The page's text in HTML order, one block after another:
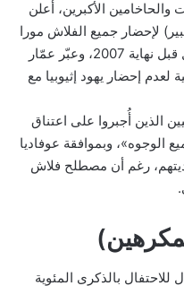
والحاخامين الأكبرين، أعلن
لإحضار جميع الفلاش مورا
– قرابة 18,000 شخص – إلى إسرائيل قبل نهاية 2007، وعبّر عمّار
لعدم إحضار يهود إثيوبيا مع
الذين أُجبروا على اعتناق
الوجوه»، وبموافقة عوفاديا
رغم أن مصطلح فلاش
للاحتفال بالذكرى المئوية